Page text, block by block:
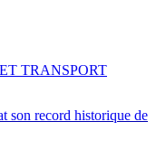
son record historique de
TRANSPORT